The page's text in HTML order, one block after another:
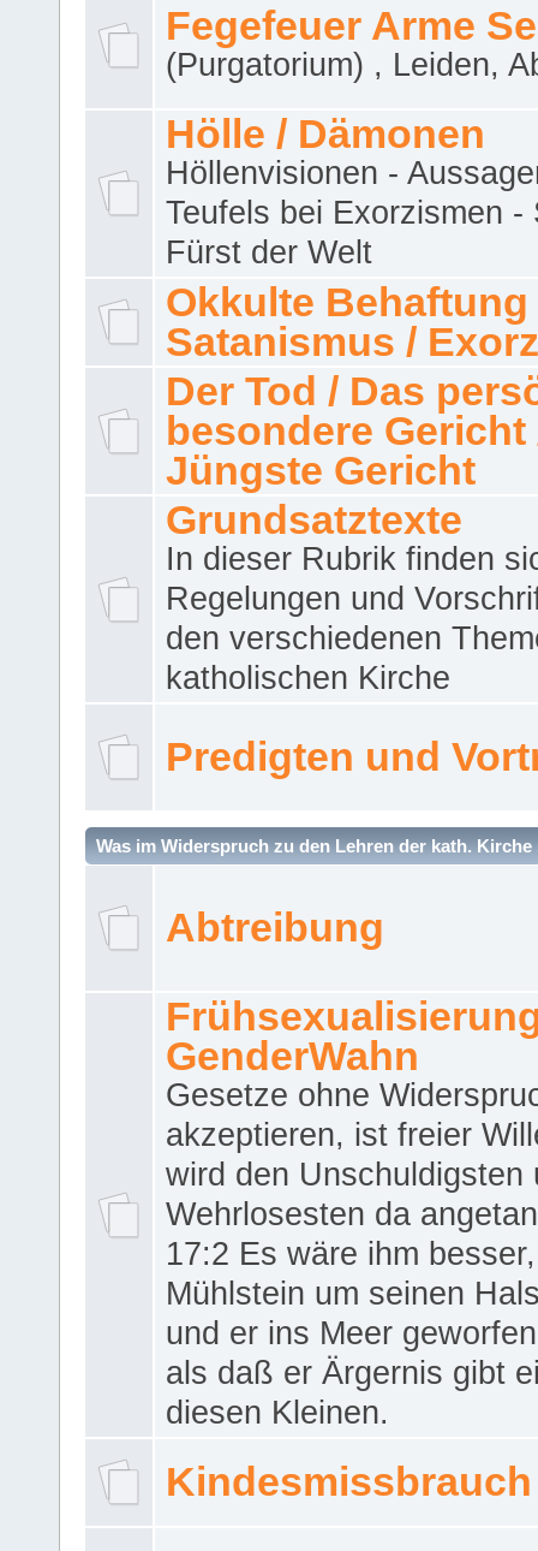
Fegefeuer Arme
(Purgatorium) , Leiden,
Hölle / Dämonen
Höllenvisionen -
Teufels bei Exorzismen -
Fürst der Welt
Okkulte Behaftung
Satanismus /
Der Tod / Das
besondere Gericht
Jüngste Gericht
Grundsatztexte
In dieser Rubrik finden
Regelungen und
den verschiedenen
katholischen Kirche
Predigten und
Was im Widerspruch zu den Lehren der kath. Kirche
Abtreibung
GenderWahn
Gesetze ohne
akzeptieren, ist freier
wird den Unschuldigsten
Wehrlosesten da
17:2 Es wäre ihm
Mühlstein um seinen
und er ins Meer
als daß er Ärgernis gibt
diesen Kleinen.
Kindesmissbrauch